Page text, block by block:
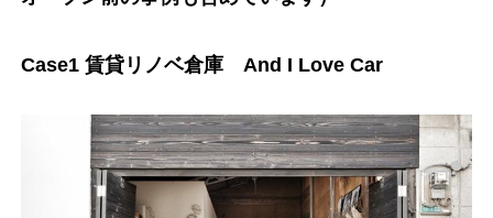
Case1 賃貸リノベ倉庫 And I Love Car